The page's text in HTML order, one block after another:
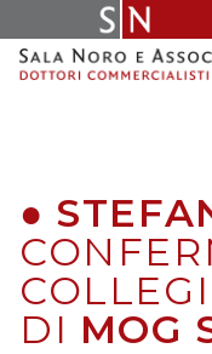
to
content
●
DI MOG